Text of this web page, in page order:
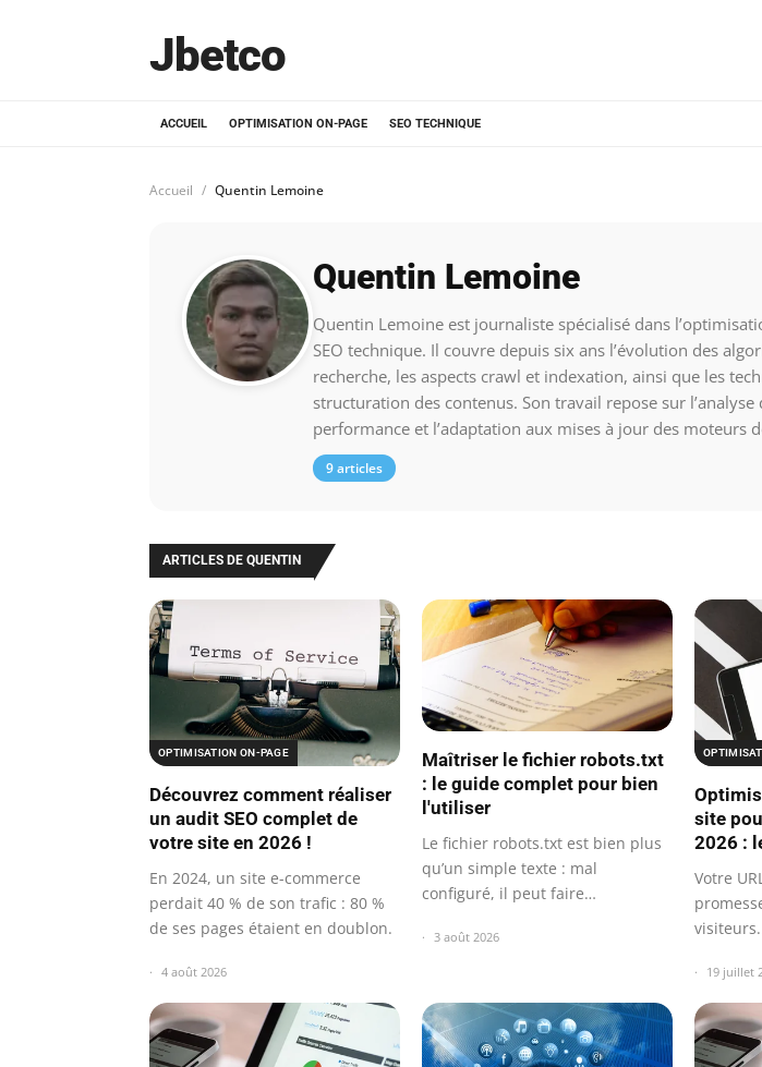
Jbetco
ACCUEIL OPTIMISATION ON-PAGE SEO TECHNIQUE
Accueil Quentin Lemoine
Quentin Lemoine
Quentin Lemoine est journaliste spécialisé dans
SEO technique. Il couvre depuis six ans l’évolution des
recherche, les aspects crawl et indexation, ainsi que les
structuration des contenus. Son travail repose sur l’analyse
performance et l’adaptation aux mises à jour des moteurs
9 articles
ARTICLES DE QUENTIN
OPTIMISATION ON-PAGE
Découvrez comment réaliser
un audit SEO complet de
votre site en 2026 !
En 2024, un site e-commerce
perdait 40 % de son trafic : 80 %
de ses pages étaient en doublon.
4 août 2026
Maîtriser le fichier robots.txt
: le guide complet pour bien
l'utiliser
Le fichier robots.txt est bien plus
qu’un simple texte : mal
configuré, il peut faire
3 août 2026
site
2026 :
Votre
visiteurs.
19 juillet